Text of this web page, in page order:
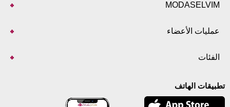
MODASELVIM
عمليات الأعضاء
الفئات
تطبيقات الهاتف